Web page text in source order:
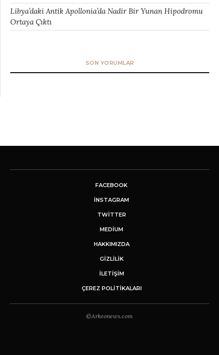
Libya’daki Antik Apollonia’da Nadir Bir Yunan Hipodromu
Ortaya Çıktı
SON YORUMLAR
FACEBOOK
INSTAGRAM
TWITTER
MEDIUM
HAKKIMIZDA
GİZLİLİK
İLETIŞIM
ÇEREZ POLITIKALARI
©Arkeonews.com